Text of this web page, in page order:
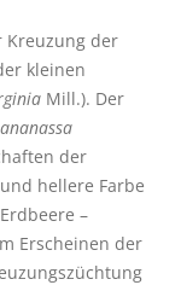
Kreuzung der
kleinen
Mill.). Der
der
hellere Farbe
–
Erscheinen der